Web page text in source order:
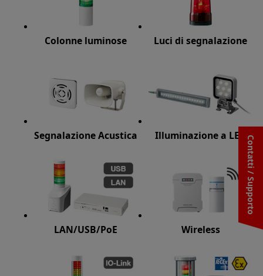
Contatti / Supporto
Colonne luminose Luci di segnalazione
Segnalazione Acustica Illuminazione a LED
LAN/USB/PoE Wireless